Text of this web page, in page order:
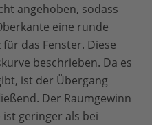
angehoben, sodass
eine runde
das Fenster. Diese
beschrieben. Da es
ist der Übergang
Der Raumgewinn
geringer als bei